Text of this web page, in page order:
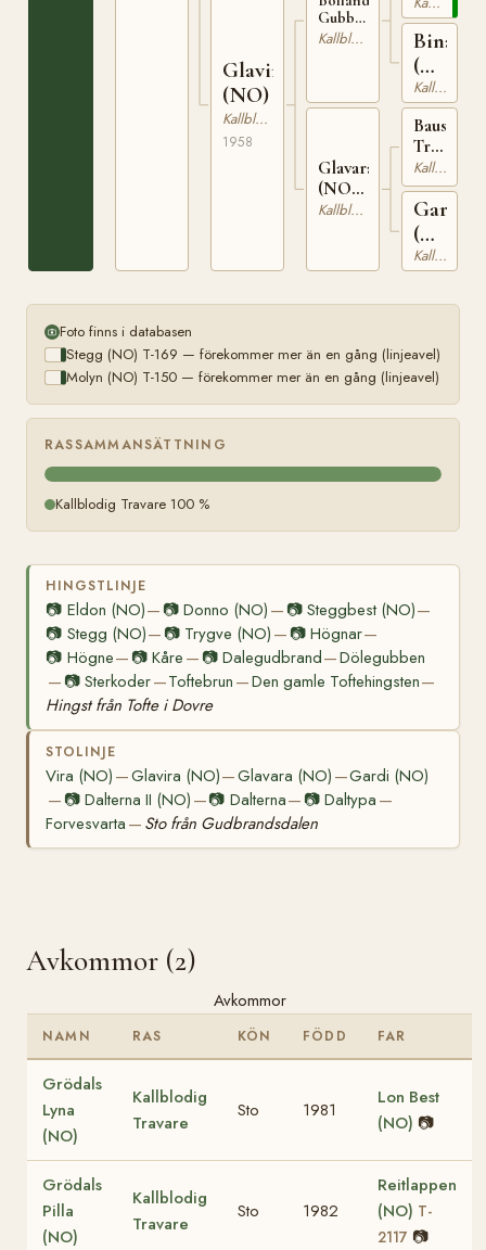
Glavira
(NO)
Kallblodig Travare
1958
Gubben
(NO)Kallblodig Travare
Glavara
(NO)
T-1442
Kallblodig Travare
T-
169
Bina
(NO)
N
13375
Kallblodig Travare
Baus
Tryggsön
(NO)
T-
207
Kallblodig Travare
Gardi
(NO)
T-Kallblodig Travare
Foto finns i databasen
Stegg (NO) T-169 — förekommer mer än en gång (linjeavel)
Molyn (NO) T-150 — förekommer mer än en gång (linjeavel)
RASSAMMANSÄTTNING
Kallblodig Travare 100 %
HINGSTLINJE
📷 Eldon (NO)— 📷Donno (NO) — 📷 Steggbest (NO)—
📷 Stegg (NO)— 📷 Trygve (NO) — 📷 Högnar—
📷 Högne— 📷Kåre — 📷 Dalegudbrand—Dölegubben
— 📷Sterkoder—Toftebrun —Den gamle Toftehingsten—
Hingst från Tofte i Dovre
STOLINJE
Vira (NO) —Glavira (NO)—Glavara (NO) —Gardi (NO)
— 📷Dalterna II (NO) —📷 Dalterna— 📷Daltypa —
Forvesvarta — Sto från Gudbrandsdalen
Avkommor (2)
Avkommor
NAMN RAS KÖN FÖDD FAR
Grödals
Lyna
(NO)
Kallblodig
Travare
Sto 1981
Lon Best
(NO) 📷
Grödals
Pilla
(NO)
Kallblodig
Travare
Sto 1982
Reitlappen
(NO) T-
2117 📷